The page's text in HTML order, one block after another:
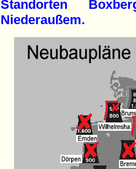
Standorten
Niederaußem.